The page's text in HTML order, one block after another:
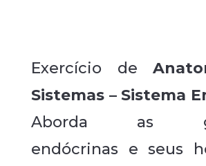
Exercício de
Sistemas – Sistema
Aborda as
endócrinas e seus